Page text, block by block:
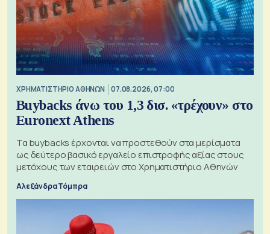
XΡΗΜΑΤΙΣΤΗΡΙΟ ΑΘΗΝΩΝ 07.08.2026, 07:00
Buybacks άνω του 1,3 δισ. «τρέχουν» στο
Euronext Athens
Τα buybacks έρχονται να προστεθούν στα μερίσματα
ως δεύτερο βασικό εργαλείο επιστροφής αξίας στους
μετόχους των εταιρειών στο Χρηματιστήριο Αθηνών
Αλεξάνδρα Τόμπρα